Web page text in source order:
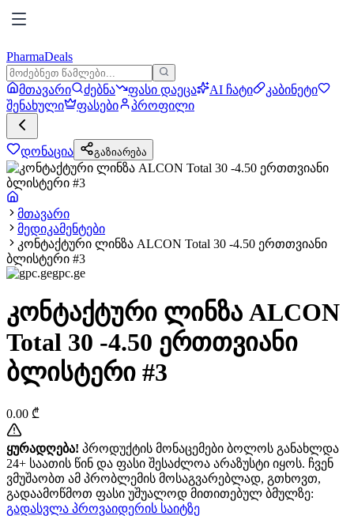
PharmaDeals
მთავარი ძებნა ფასი დაეცა AI ჩატი
კაბინეტი
შენახული
ფასები პროფილი
დონაცია გაზიარება
მთავარი
მედიკამენტები
კონტაქტური ლინზა ALCON Total 30 -4.50 ერთთვიანი
ბლისტერი #3
gpc.ge
კონტაქტური ლინზა ALCON
Total 30 -4.50 ერთთვიანი
ბლისტერი #3
0.00 ₾
ყურადღება! პროდუქტის მონაცემები ბოლოს განახლდა
24+ საათის წინ და ფასი შესაძლოა არაზუსტი იყოს. ჩვენ
ვმუშაობთ ამ პრობლემის მოსაგვარებლად, გთხოვთ,
გადაამოწმოთ ფასი უშუალოდ მითითებულ ბმულზე:
გადასვლა პროვაიდერის საიტზე